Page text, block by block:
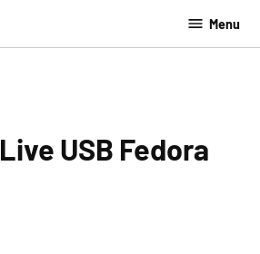
Menu
USB Fedora